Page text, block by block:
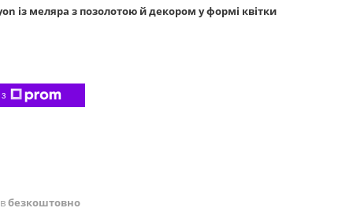
із меляра з позолотою й декором у формі квітки
безкоштовно